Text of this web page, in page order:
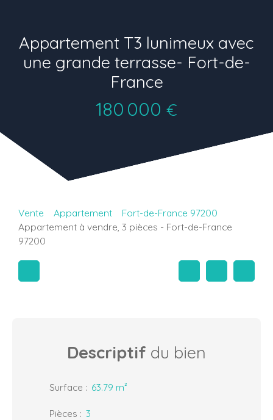
Appartement T3 lunimeux avec
une grande terrasse- Fort-de-
France
180 000 €
Vente Appartement
Fort-de-France 97200
Appartement à vendre, 3 pièces - Fort-de-France
97200
Descriptif du bien
Surface : 63.79 m²
Pièces : 3